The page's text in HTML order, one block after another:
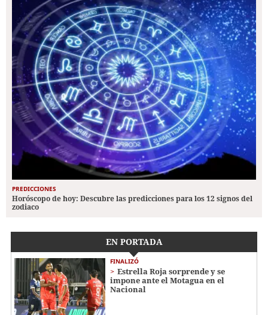
PREDICCIONES
Horóscopo de hoy: Descubre las predicciones para los 12 signos del
zodiaco
EN PORTADA
FINALIZÓ
Estrella Roja sorprende y se
impone ante el Motagua en el
Nacional